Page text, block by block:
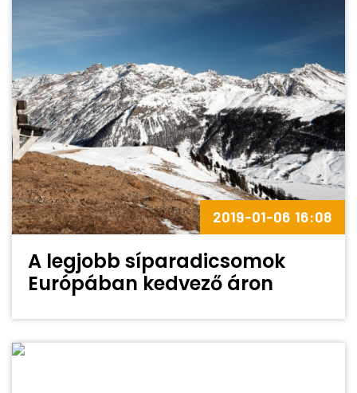
2019-01-06 16:08
A legjobb síparadicsomok
Európában kedvező áron